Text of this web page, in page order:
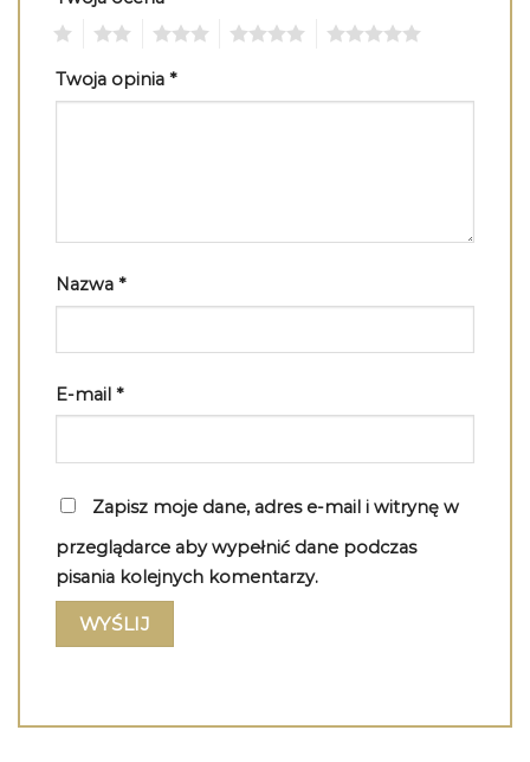
Twoja opinia *
Nazwa *
E-mail *
Zapisz moje dane, adres e-mail i witrynę w
przeglądarce aby wypełnić dane podczas
pisania kolejnych komentarzy.